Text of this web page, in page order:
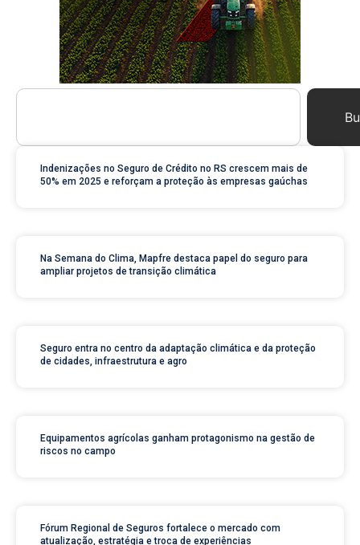
Indenizações no Seguro de Crédito no RS crescem mais de
50% em 2025 e reforçam a proteção às empresas gaúchas
Na Semana do Clima, Mapfre destaca papel do seguro para
ampliar projetos de transição climática
Seguro entra no centro da adaptação climática e da proteção
de cidades, infraestrutura e agro
Equipamentos agrícolas ganham protagonismo na gestão de
riscos no campo
Fórum Regional de Seguros fortalece o mercado com
atualização, estratégia e troca de experiências